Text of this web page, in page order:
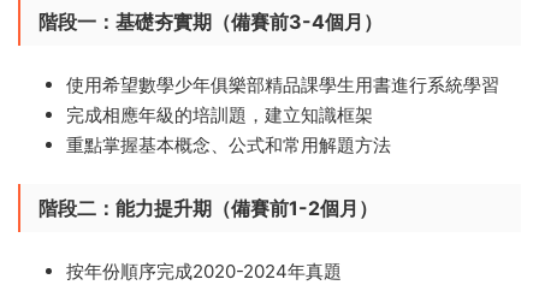
階段一：基礎夯實期（備賽前3-4個月）​
使用希望數學少年俱樂部精品課學生用書進行系統學習
完成相應年級的培訓題，建立知識框架
重點掌握基本概念、公式和常用解題方法
階段二：能力提升期（備賽前1-2個月）​
按年份順序完成2020-2024年真題